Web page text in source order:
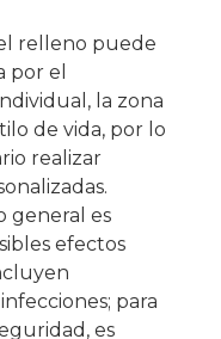
relleno puede
por el
la zona
de vida, por lo
realizar
general es
efectos
para
es